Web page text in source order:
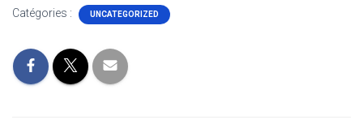
Catégories : UNCATEGORIZED